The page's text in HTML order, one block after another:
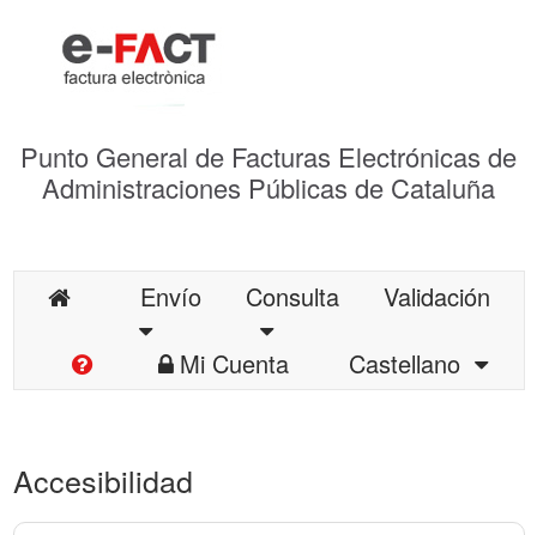
Punto General de Facturas Electrónicas de
Administraciones Públicas de Cataluña
Envío Consulta
Validación
Mi Cuenta
Castellano
Accesibilidad